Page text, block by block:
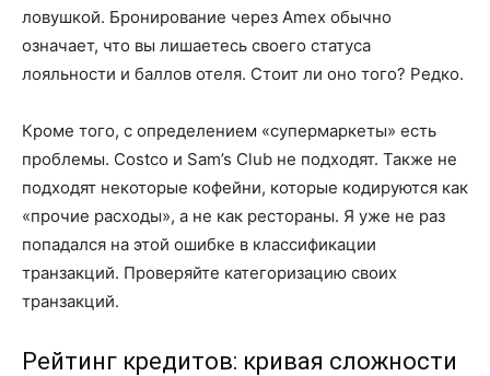
ловушкой. Бронирование через Amex обычно
означает, что вы лишаетесь своего статуса
лояльности и баллов отеля. Стоит ли оно того? Редко.
Кроме того, с определением «супермаркеты» есть
проблемы. Costco и Sam’s Club не подходят. Также не
подходят некоторые кофейни, которые кодируются как
«прочие расходы», а не как рестораны. Я уже не раз
попадался на этой ошибке в классификации
транзакций. Проверяйте категоризацию своих
транзакций.
Рейтинг кредитов: кривая сложности